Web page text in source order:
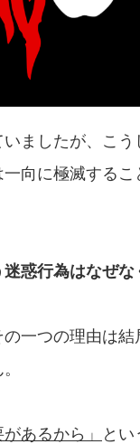
いましたが、こ
向に極滅する
惑行為はなぜな
一つの理由は結
あるから」 とい